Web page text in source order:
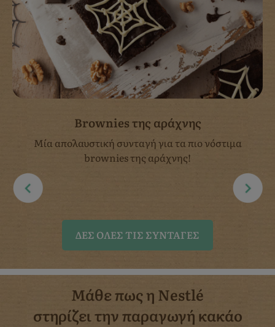
Brownies της αράχνης
Μία απολαυστική συνταγή για τα πιο νόστιμα
brownies της αράχνης!
ΔΈΣ ΌΛΕΣ ΤΙΣ ΣΥΝΤΑΓΈΣ
Μάθε πως η Nestlé
στηρίζει την παραγωγή κακάο